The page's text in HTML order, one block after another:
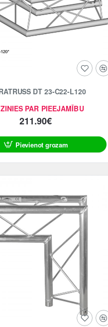
PAR PIEEJAMĪBU
DT 23-C22-L120
211.90€
Pievienot grozam